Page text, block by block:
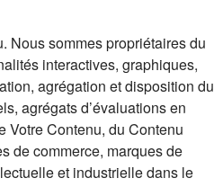
Nous sommes propriétaires du
interactives, graphiques,
agrégation et disposition du
agrégats d’évaluations en
Votre Contenu, du Contenu
de commerce, marques de
et industrielle dans le